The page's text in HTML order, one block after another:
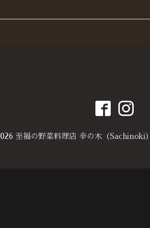
至福の野菜料理店 幸の木（Sachinoki）